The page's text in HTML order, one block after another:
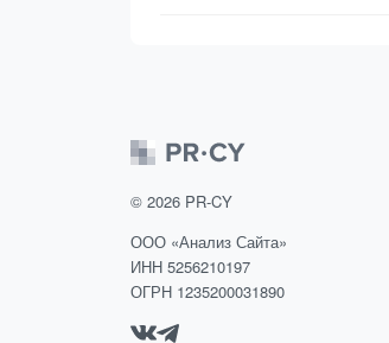
© 2026 PR-CY
ООО «Анализ Сайта»
ИНН 5256210197
ОГРН 1235200031890